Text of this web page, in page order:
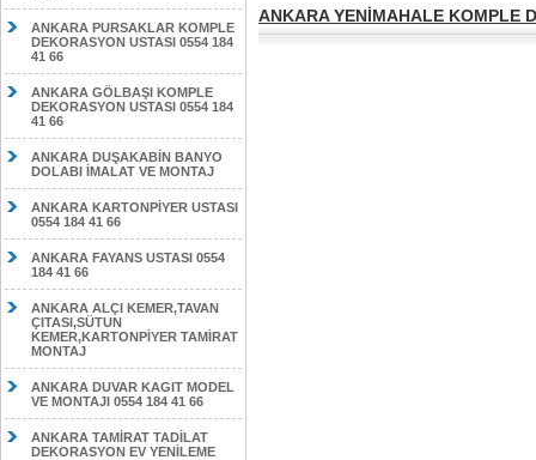
ANKARA PURSAKLAR KOMPLE
DEKORASYON USTASI 0554 184
41 66
ANKARA GÖLBAŞI KOMPLE
DEKORASYON USTASI 0554 184
41 66
ANKARA DUŞAKABİN BANYO
DOLABI İMALAT VE MONTAJ
ANKARA KARTONPİYER USTASI
0554 184 41 66
ANKARA FAYANS USTASI 0554
184 41 66
ANKARA ALÇI KEMER,TAVAN
ÇITASI,SÜTUN
KEMER,KARTONPİYER TAMİRAT
MONTAJ
ANKARA DUVAR KAGIT MODEL
VE MONTAJI 0554 184 41 66
ANKARA TAMİRAT TADİLAT
DEKORASYON EV YENİLEME
ANKARA YENİMAHALE KOMPLE